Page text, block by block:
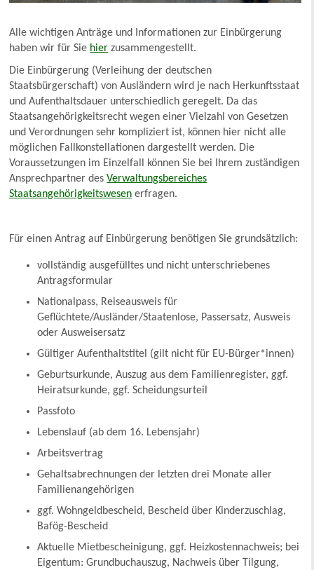
Alle wichtigen Anträge und Informationen zur Einbürgerung
haben wir für Sie hier zusammengestellt.
Die Einbürgerung (Verleihung der deutschen
Staatsbürgerschaft) von Ausländern wird je nach Herkunftsstaat
und Aufenthaltsdauer unterschiedlich geregelt. Da das
Staatsangehörigkeitsrecht wegen einer Vielzahl von Gesetzen
und Verordnungen sehr kompliziert ist, können hier nicht alle
möglichen Fallkonstellationen dargestellt werden. Die
Voraussetzungen im Einzelfall können Sie bei Ihrem zuständigen
Ansprechpartner desVerwaltungsbereiches
Staatsangehörigkeitswesen erfragen.
Für einen Antrag auf Einbürgerung benötigen Sie grundsätzlich:
vollständig ausgefülltes und nicht unterschriebenes
Antragsformular
Nationalpass, Reiseausweis für
Geflüchtete/Ausländer/Staatenlose, Passersatz, Ausweis
oder Ausweisersatz
Gültiger Aufenthaltstitel (gilt nicht für EU-Bürger*innen)
Geburtsurkunde, Auszug aus dem Familienregister, ggf.
Heiratsurkunde, ggf. Scheidungsurteil
Passfoto
Lebenslauf (ab dem 16. Lebensjahr)
Arbeitsvertrag
Gehaltsabrechnungen der letzten drei Monate aller
Familienangehörigen
ggf. Wohngeldbescheid, Bescheid über Kinderzuschlag,
Bafög-Bescheid
Aktuelle Mietbescheinigung, ggf. Heizkostennachweis; bei
Eigentum: Grundbuchauszug, Nachweis über Tilgung,